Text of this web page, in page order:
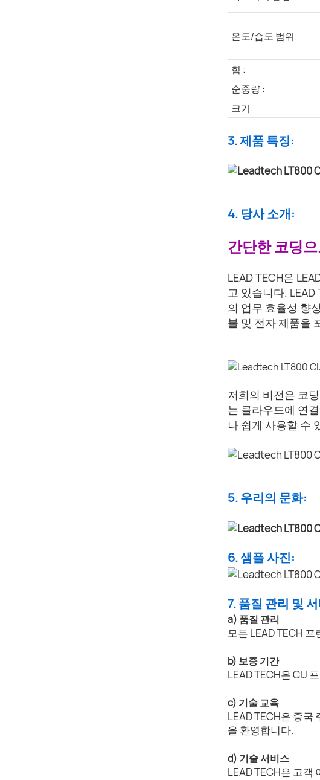
온도/습도 범위:
힘 :
순중량 :
크기:
3. 제품 특징:
4. 당사 소개:
간단한 코딩
LEAD TECH은
고 있습니다.
의 업무 효율성 향
블 및 전자 제품을
저희의 비전은 코
는 클라우드에 연
나 쉽게 사용할 수
5. 우리의 문화:
6. 샘플 사진:
7. 품질 관리 및
a) 품질 관리
모든 LEAD TECH
b) 보증 기간
LEAD TECH은 CIJ
c) 기술 교육
LEAD TECH은 중
을 환영합니다.
d) 기술 서비스
LEAD TECH은 고